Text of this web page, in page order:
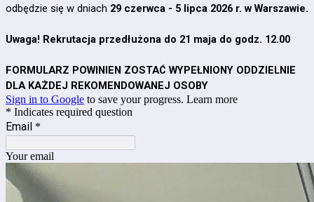
odbędzie się w dniach 29 czerwca - 5 lipca 2026 r. w Warszawie.
Uwaga! Rekrutacja przedłużona do 21 maja do godz. 12.00
FORMULARZ POWINIEN ZOSTAĆ WYPEŁNIONY ODDZIELNIE
DLA KAŻDEJ REKOMENDOWANEJ OSOBY
Sign in to Google to save your progress. Learn more
* Indicates required question
Email *
Your email